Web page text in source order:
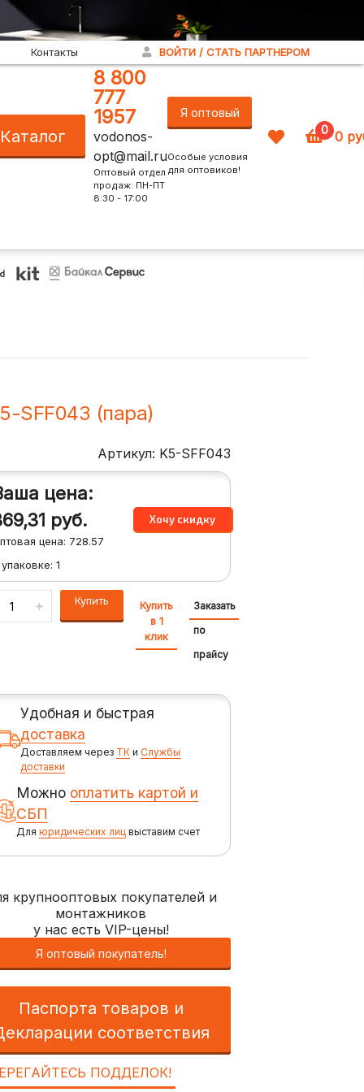
Контакты ВОЙТИ / СТАТЬ ПАРТНЕРОМ
Каталог
8 800
777
1957
vodonos-
opt@mail.ru
Оптовый отдел
продаж: ПН-ПТ
8:30 - 17:00
Я оптовый
Особые условия
для оптовиков!
0 0
SFF043 (пара)
Артикул: K5-SFF043
цена:
руб.
цена: 728.57
1
Купить
Купить
в 1
клик
Заказать
по
прайсу
Удобная и быстрая
доставка
Доставляем через ТКи Службы
доставки
Можно оплатить картой и
СБП
Для юридических лицвыставим счет
крупнооптовых покупателей и
монтажников
у нас есть VIP-цены!
Я оптовый покупатель!
Паспорта товаров и
соответствия
ПОДДЕЛОК!